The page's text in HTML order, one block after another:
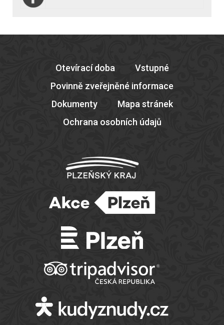
Otevírací doba
Vstupné
Povinně zveřejněné informace
Dokumenty
Mapa stránek
Ochrana osobních údajů